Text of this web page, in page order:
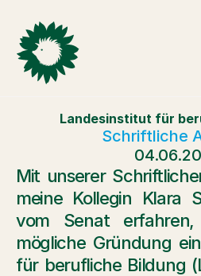
Landesinstitut für
Schriftliche
Mit unserer
meine Kollegin Klara
vom Senat
mögliche Gründung
für berufliche Bildung